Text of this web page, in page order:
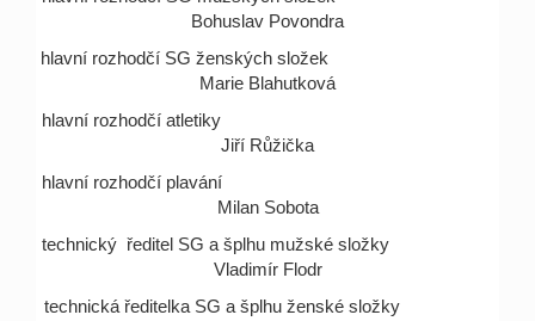
Bohuslav Povondra
hlavní rozhodčí SG ženských složek
Marie Blahutková
hlavní rozhodčí atletiky
Jiří Růžička
hlavní rozhodčí plavání
Milan Sobota
technický ředitel SG a šplhu mužské složky
Vladimír Flodr
technická ředitelka SG a šplhu ženské složky